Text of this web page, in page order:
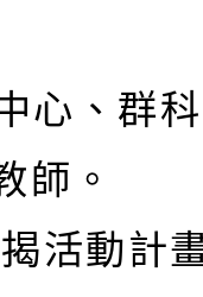
、群科
師。
活動計